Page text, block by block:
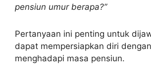
pensiun umur berapa?”
Pertanyaan ini penting untuk
dapat mempersiapkan diri
menghadapi masa pensiun.